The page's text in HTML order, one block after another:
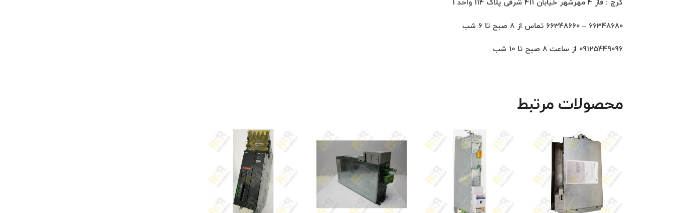
کرج : فاز 4 مهرشهر خیابان 411 شرقی پلاک 114 واحد 1
66348680 – 66348660 تماس از 8 صبح تا 6 شب
09125449096 از ساعت 8 صبح تا 10 شب
محصولات مرتبط